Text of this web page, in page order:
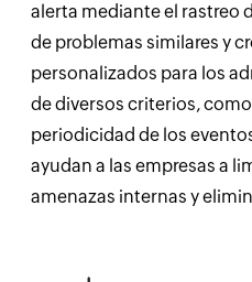
alerta mediante el rastreo
de problemas similares y
personalizados para los
de diversos criterios,
periodicidad de los
ayudan a las empresas a
amenazas internas y